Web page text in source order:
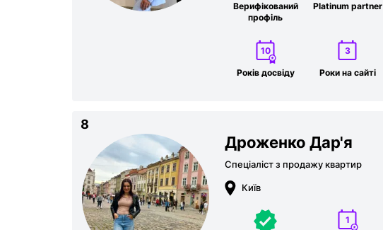
Верифікований
профіль
Platinum partner
10
Років досвіду
3
Роки на сайті
8
Дроженко Дар'я
Спеціаліст з продажу квартир
Київ
1